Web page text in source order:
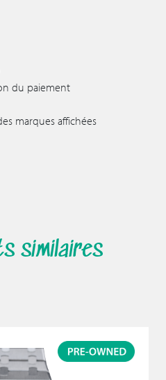
du paiement
marques affichées
similaires